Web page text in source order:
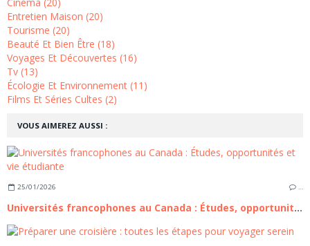
VOUS AIMEREZ AUSSI :
25/01/2026 …
Universités francophones au Canada : Études, opportunités et vie étudiante
Entretien Maison (20)
Tourisme (20)
Beauté Et Bien Être (18)
Voyages Et Découvertes (16)
Tv (13)
Écologie Et Environnement (11)
Films Et Séries Cultes (2)